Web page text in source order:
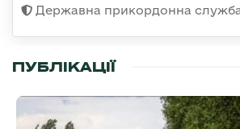
Державна прикордонна
ПУБЛІКАЦІЇ